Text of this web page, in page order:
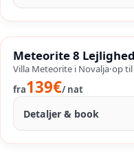
SALES
OP TIL−46%
Meteorite 8
Villa Meteorite i Novalja·op til
fra139€/nat
Detaljer & book